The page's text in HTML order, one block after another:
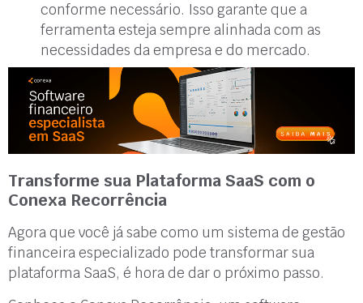
conforme necessário. Isso garante que a
ferramenta esteja sempre alinhada com as
necessidades da empresa e do mercado.
Transforme sua Plataforma SaaS com o
Conexa Recorrência
Agora que você já sabe como um sistema de gestão
financeira especializado pode transformar sua
plataforma SaaS, é hora de dar o próximo passo.